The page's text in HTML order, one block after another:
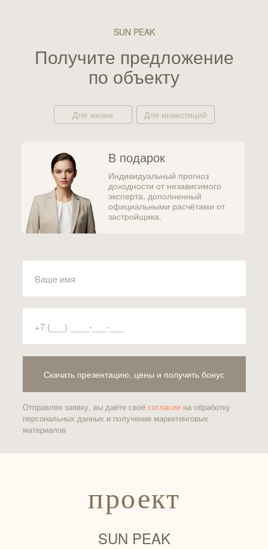
Скачать презентацию, цены и получить бонус
Отправляя заявку, вы даёте своё согласиена обработку
персональных данных и получение маркетинговых
материалов
SUN PEAK
Индивидуальный прогноз
доходности от независимого
эксперта, дополненный
официальными расчётами от
застройщика.
В подарок
Получите предложение
по объекту
Для инвестиций
Для жизни
проект
SUN PEAK